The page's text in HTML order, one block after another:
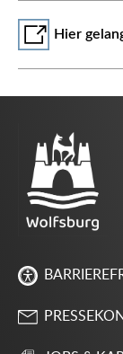
Hier